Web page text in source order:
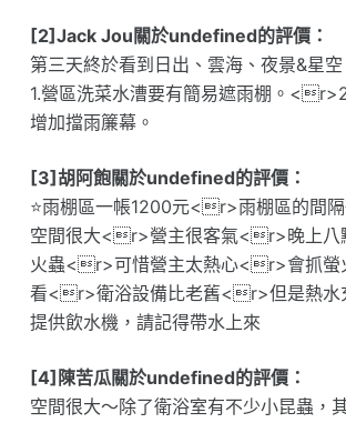
[2]Jack Jou關於undefined的評價：
第三天終於看到日出、雲海、夜景&星
1.營區洗菜水漕要有簡易遮雨棚。
增加擋雨簾幕。
[3]胡阿飽關於undefined的評價：
⭐雨棚區一帳1200元<r>雨棚區的間
空間很大<r>營主很客氣<r>晚上八
火蟲<r>可惜營主太熱心<r>會抓螢
看<r>衛浴設備比老舊<r>但是熱
提供飲水機，請記得帶水上來
[4]陳苦瓜關於undefined的評價：
空間很大～除了衛浴室有不少小昆蟲，